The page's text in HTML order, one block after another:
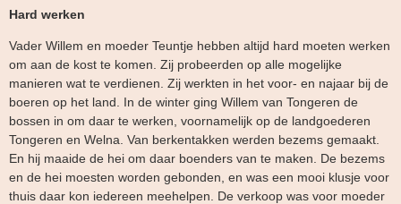
Hard werken
Vader Willem en moeder Teuntje hebben altijd hard moeten werken
om aan de kost te komen. Zij probeerden op alle mogelijke
manieren wat te verdienen. Zij werkten in het voor- en najaar bij de
boeren op het land. In de winter ging Willem van Tongeren de
bossen in om daar te werken, voornamelijk op de landgoederen
Tongeren en Welna. Van berkentakken werden bezems gemaakt.
En hij maaide de hei om daar boenders van te maken. De bezems
en de hei moesten worden gebonden, en was een mooi klusje voor
thuis daar kon iedereen meehelpen. De verkoop was voor moeder